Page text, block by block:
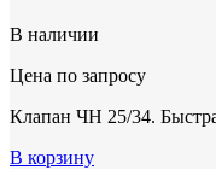
В наличии
Цена по запросу
Клапан ЧН 25/34.
В корзину